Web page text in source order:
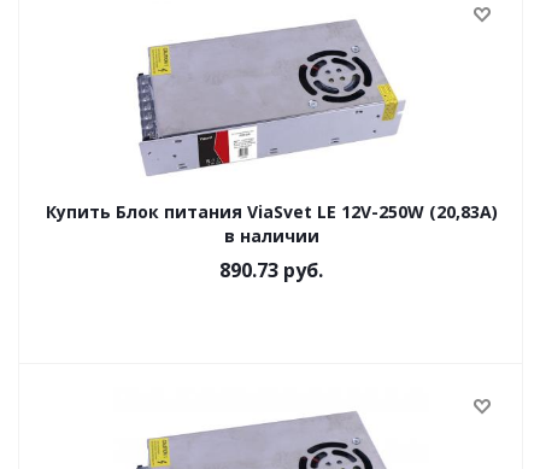
Купить Блок питания ViaSvet LE 12V-250W (20,83A)
в наличии
890.73 руб.